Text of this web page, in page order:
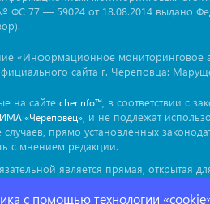
ФС 77 — 59024 от 18.08.2014 выдано
«Информационное мониторинговое
сайта г. Череповца:
на сайте cherinfo™ , в соответствии с
«Череповец» , и не подлежат
прямо установленных
с мнением редакции.
является прямая, открытая
с помощью технологии